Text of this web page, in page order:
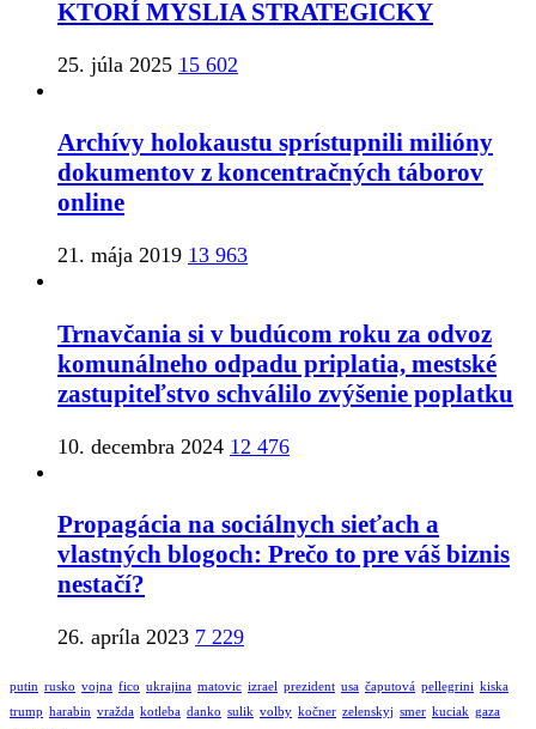
KTORÍ MYSLIA STRATEGICKY
25. júla 2025 15 602
Archívy holokaustu sprístupnili milióny
dokumentov z koncentračných táborov
online
21. mája 2019 13 963
Trnavčania si v budúcom roku za odvoz
komunálneho odpadu priplatia, mestské
zastupiteľstvo schválilo zvýšenie poplatku
10. decembra 2024 12 476
Propagácia na sociálnych sieťach a
vlastných blogoch: Prečo to pre váš biznis
nestačí?
26. apríla 2023 7 229
putin rusko vojna fico ukrajina matovic izrael prezident usa čaputová pellegrini kiska
trump harabin vražda kotleba danko sulik volby kočner zelenskyj smer kuciak gaza